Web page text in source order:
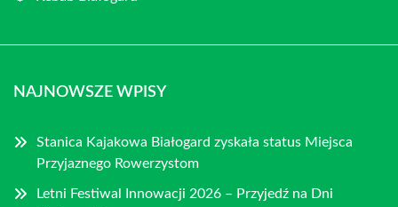
NAJNOWSZE WPISY
Stanica Kajakowa Białogard zyskała status Miejsca
Przyjaznego Rowerzystom
Letni Festiwal Innowacji 2026 – Przyjedź na Dni